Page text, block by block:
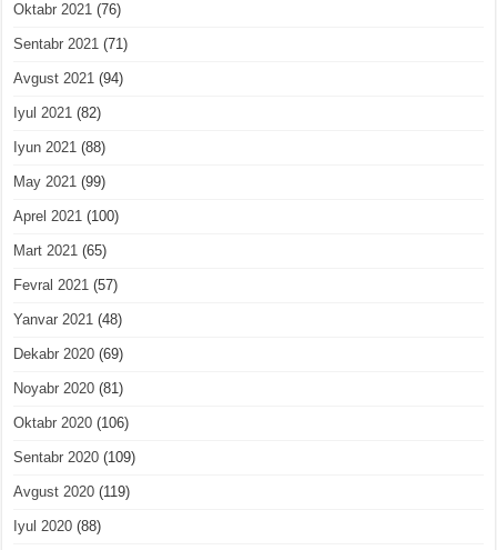
Oktabr 2021 (76)
Sentabr 2021 (71)
Avgust 2021 (94)
Iyul 2021 (82)
Iyun 2021 (88)
May 2021 (99)
Aprel 2021 (100)
Mart 2021 (65)
Fevral 2021 (57)
Yanvar 2021 (48)
Dekabr 2020 (69)
Noyabr 2020 (81)
Oktabr 2020 (106)
Sentabr 2020 (109)
Avgust 2020 (119)
Iyul 2020 (88)